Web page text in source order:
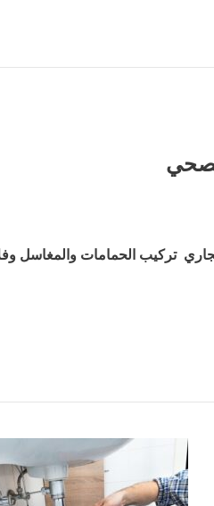
تركيب الحمامات والمغاسل